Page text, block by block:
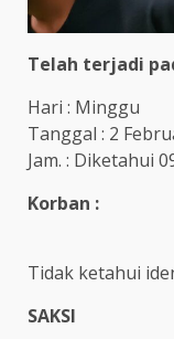
Telah terjadi
Hari : Minggu
Tanggal : 2
Jam. : Diketahui
Korban :
Tidak ketahui
SAKSI